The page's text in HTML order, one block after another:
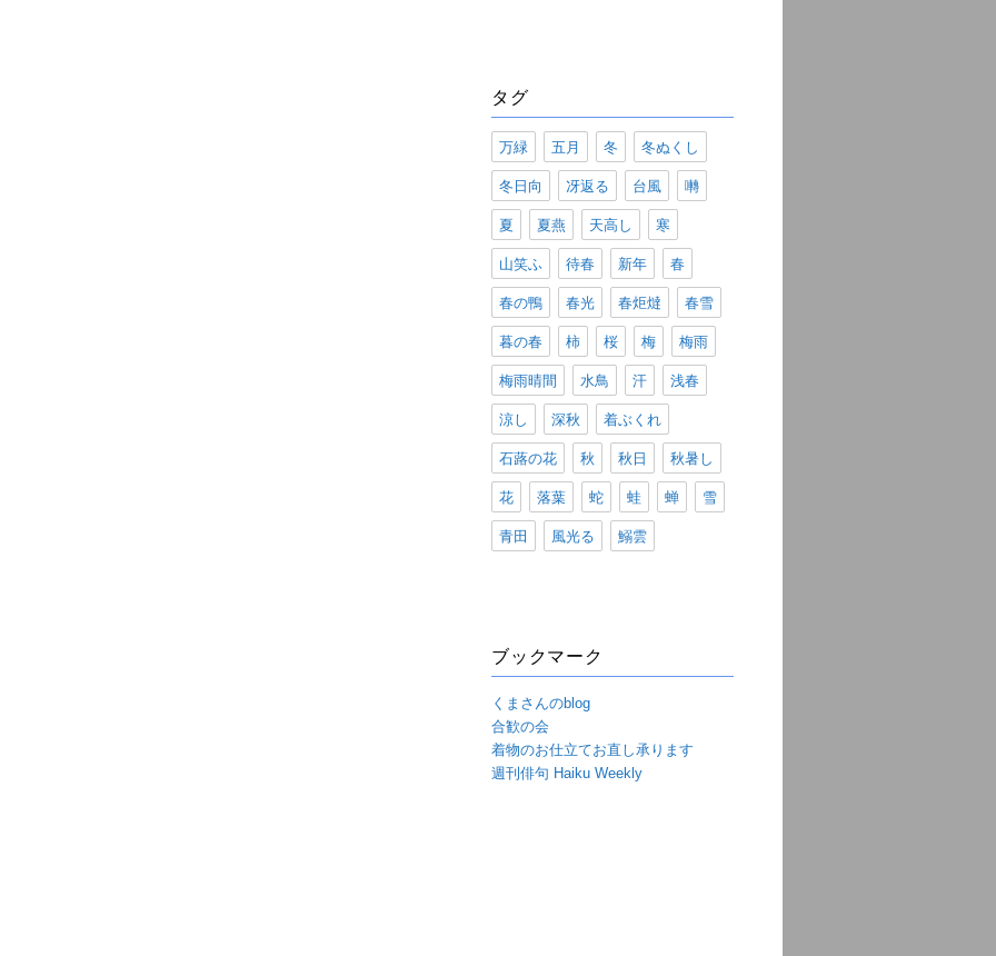
タグ
万緑 五月 冬 冬ぬくし
冬日向 冴返る 台風 囀
夏 夏燕 天高し 寒
山笑ふ 待春 新年 春
春の鴨 春光 春炬燵 春雪
暮の春 柿 桜 梅 梅雨
梅雨晴間 水鳥 汗 浅春
涼し 深秋 着ぶくれ
石蕗の花 秋 秋日 秋暑し
花 落葉 蛇 蛙 蝉 雪
青田 風光る 鰯雲
ブックマーク
くまさんのblog
合歓の会
着物のお仕立てお直し承ります
週刊俳句 Haiku Weekly